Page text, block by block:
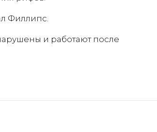
Филлипс.
и работают после